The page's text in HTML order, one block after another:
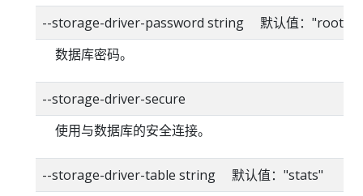
--storage-driver-password string 默认值："root"
数据库密码。
--storage-driver-secure
使用与数据库的安全连接。
--storage-driver-table string 默认值："stats"